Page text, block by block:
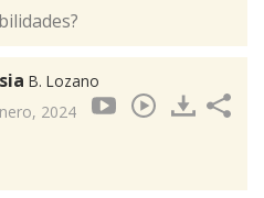
B. Lozano
2024